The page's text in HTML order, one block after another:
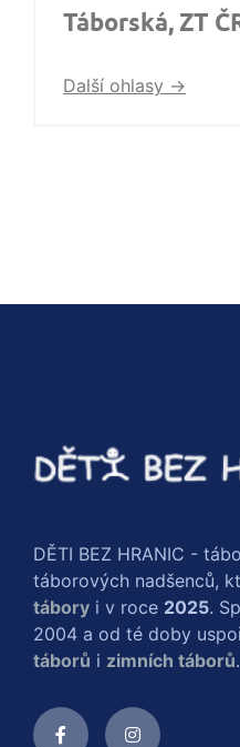
Táborská, ZT
Další ohlasy ->
DĚTI BEZ HRANIC -
táborových nadšenců,
tábory i v roce 2025.
2004 a od té doby
táborů i zimních táborů.